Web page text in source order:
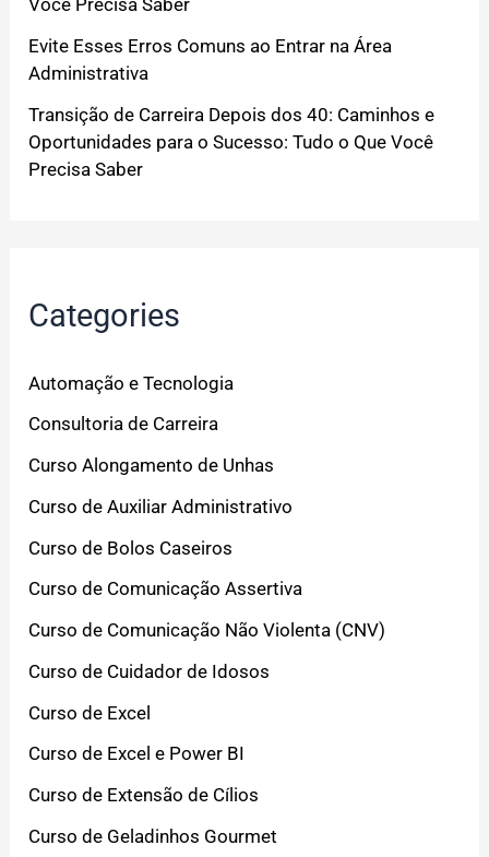
Você Precisa Saber
Evite Esses Erros Comuns ao Entrar na Área
Administrativa
Transição de Carreira Depois dos 40: Caminhos e
Oportunidades para o Sucesso: Tudo o Que Você
Precisa Saber
Categories
Automação e Tecnologia
Consultoria de Carreira
Curso Alongamento de Unhas
Curso de Auxiliar Administrativo
Curso de Bolos Caseiros
Curso de Comunicação Assertiva
Curso de Comunicação Não Violenta (CNV)
Curso de Cuidador de Idosos
Curso de Excel
Curso de Excel e Power BI
Curso de Extensão de Cílios
Curso de Geladinhos Gourmet